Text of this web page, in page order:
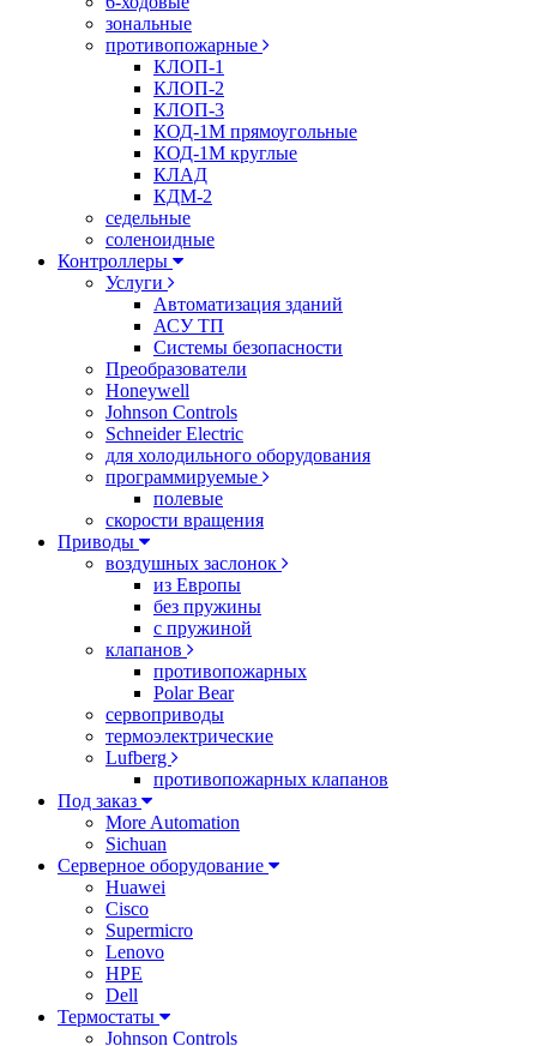
зональные
противопожарные
КЛОП-1
КЛОП-2
КЛОП-3
КОД-1М прямоугольные
КОД-1М круглые
КЛАД
КДМ-2
седельные
соленоидные
Контроллеры
Услуги
Автоматизация зданий
АСУ ТП
Системы безопасности
Преобразователи
Honeywell
Johnson Controls
Schneider Electric
для холодильного оборудования
программируемые
полевые
скорости вращения
Приводы
воздушных заслонок
из Европы
без пружины
с пружиной
клапанов
противопожарных
Polar Bear
сервоприводы
термоэлектрические
Lufberg
противопожарных клапанов
Под заказ
More Automation
Sichuan
Серверное оборудование
Huawei
Cisco
Supermicro
Lenovo
HPE
Dell
Термостаты
Johnson Controls